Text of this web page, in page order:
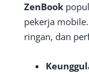
ZenBook
pekerja
ringan, dan